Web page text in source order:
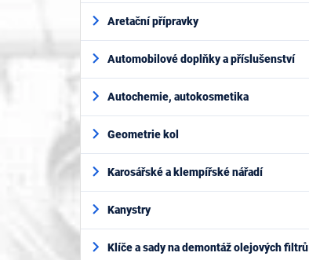
Aretační přípravky
Automobilové doplňky a příslušenství
Autochemie, autokosmetika
Geometrie kol
Karosářské a klempířské nářadí
Kanystry
Klíče a sady na demontáž olejových filtrů